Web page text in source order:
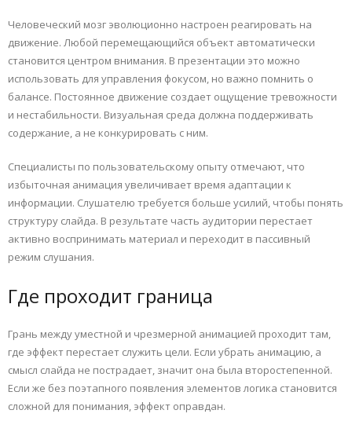
Человеческий мозг эволюционно настроен реагировать на
движение. Любой перемещающийся объект автоматически
становится центром внимания. В презентации это можно
использовать для управления фокусом, но важно помнить о
балансе. Постоянное движение создает ощущение тревожности
и нестабильности. Визуальная среда должна поддерживать
содержание, а не конкурировать с ним.
Специалисты по пользовательскому опыту отмечают, что
избыточная анимация увеличивает время адаптации к
информации. Слушателю требуется больше усилий, чтобы понять
структуру слайда. В результате часть аудитории перестает
активно воспринимать материал и переходит в пассивный
режим слушания.
Где проходит граница
Грань между уместной и чрезмерной анимацией проходит там,
где эффект перестает служить цели. Если убрать анимацию, а
смысл слайда не пострадает, значит она была второстепенной.
Если же без поэтапного появления элементов логика становится
сложной для понимания, эффект оправдан.